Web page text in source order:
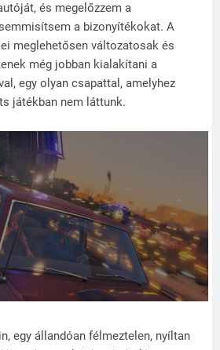
és megelőzzem a
a bizonyítékokat. A
meglehetősen változatosak és
még jobban kialakítani a
egy olyan csapattal, amelyhez
játékban nem láttunk.
egy állandóan félmeztelen, nyíltan